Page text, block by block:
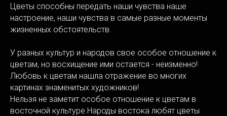
Цветы способны передать наши чувства наше
настроение, наши чувства в самые разные моменты
жизненных обстоятельств.
У разных культур и народов свое особое отношение к
цветам, но восхищение ими остается - неизменно!
Любовь к цветам нашла отражение во многих
картинах знаменитых художников!
Нельзя не заметит особое отношение к цветам в
восточной культуре.Народы востока любят цветы